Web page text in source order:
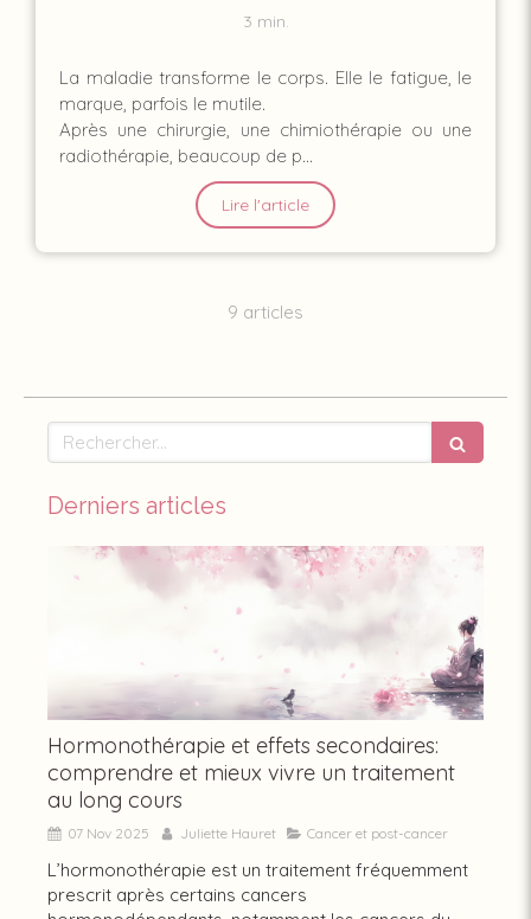
3 min.
La maladie transforme le corps. Elle le fatigue, le
marque, parfois le mutile.
Après une chirurgie, une chimiothérapie ou une
radiothérapie, beaucoup de p...
Lire l'article
9 articles
Rechercher
Derniers articles
Hormonothérapie et effets secondaires:
comprendre et mieux vivre un traitement
au long cours
07 Nov 2025 Juliette Hauret Cancer et post-cancer
L’hormonothérapie est un traitement fréquemment
prescrit après certains cancers